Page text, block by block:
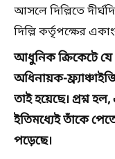
আসলে দিল্লিতে
দিল্লি কর্তৃপক্ষের
আধুনিক ক্রিকেটে
অধিনায়ক-
তাই হয়েছে। প্রশ্ন
ইতিমধ্যেই তাঁকে
পড়েছে।